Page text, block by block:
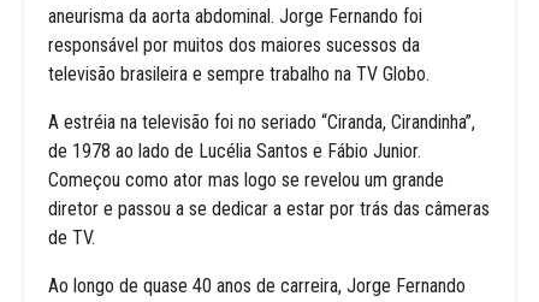
aneurisma da aorta abdominal. Jorge Fernando foi
responsável por muitos dos maiores sucessos da
televisão brasileira e sempre trabalho na TV Globo.
A estréia na televisão foi no seriado “Ciranda, Cirandinha”,
de 1978 ao lado de Lucélia Santos e Fábio Junior.
Começou como ator mas logo se revelou um grande
diretor e passou a se dedicar a estar por trás das câmeras
de TV.
Ao longo de quase 40 anos de carreira, Jorge Fernando